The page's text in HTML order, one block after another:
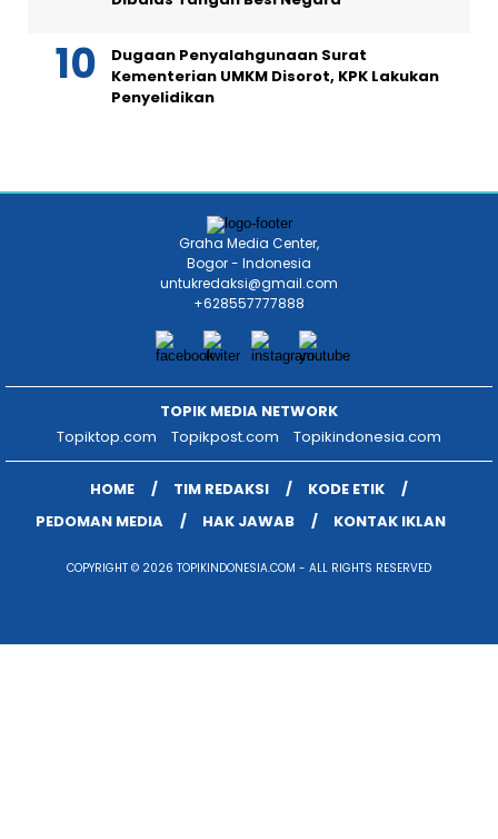
Dugaan Penyalahgunaan Surat
Kementerian UMKM Disorot, KPK Lakukan
Penyelidikan
Graha Media Center,
Bogor - Indonesia
untukredaksi@gmail.com
+628557777888
TOPIK MEDIA NETWORK
Topiktop.com
Topikpost.com Topikindonesia.com
HOME TIM REDAKSI
KODE ETIK
PEDOMAN MEDIA
HAK JAWAB KONTAK IKLAN
COPYRIGHT © 2026 TOPIKINDONESIA.COM - ALL RIGHTS RESERVED